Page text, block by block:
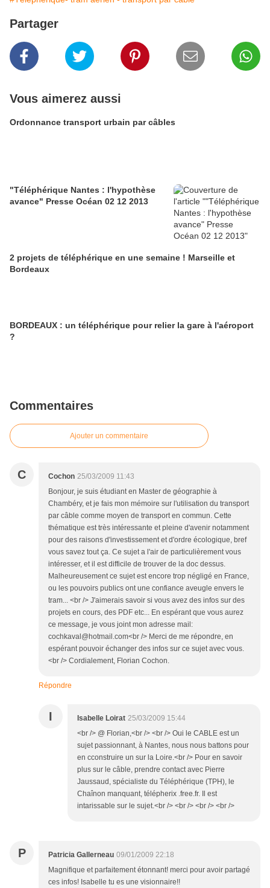
Partager
Vous aimerez aussi
Ordonnance transport urbain par câbles
"Téléphérique Nantes : l'hypothèse
avance" Presse Océan 02 12 2013
2 projets de téléphérique en une semaine ! Marseille et
Bordeaux
BORDEAUX : un téléphérique pour relier la gare à l'aéroport
?
Commentaires
Ajouter un commentaire
C Cochon 25/03/2009 11:43
Bonjour, je suis étudiant en Master de géographie à
Chambéry, et je fais mon mémoire sur l'utilisation du transport
par câble comme moyen de transport en commun. Cette
thématique est très intéressante et pleine d'avenir notamment
pour des raisons d'investissement et d'ordre écologique, bref
vous savez tout ça. Ce sujet a l'air de particulièrement vous
intéresser, et il est difficile de trouver de la doc dessus.
Malheureusement ce sujet est encore trop négligé en France,
ou les pouvoirs publics ont une confiance aveugle envers le
tram... <br /> J'aimerais savoir si vous avez des infos sur des
projets en cours, des PDF etc... En espérant que vous aurez
ce message, je vous joint mon adresse mail:
cochkaval@hotmail.com<br /> Merci de me répondre, en
espérant pouvoir échanger des infos sur ce sujet avec vous.
<br /> Cordialement, Florian Cochon.
Répondre
I Isabelle Loirat 25/03/2009 15:44
<br /> @ Florian,<br /> <br /> Oui le CABLE est un
sujet passionnant, à Nantes, nous nous battons pour
en cconstruire un sur la Loire.<br /> Pour en savoir
plus sur le câble, prendre contact avec Pierre
Jaussaud, spécialiste du Téléphérique (TPH), le
Chaînon manquant, télépherix .free.fr. Il est
intarissable sur le sujet.<br /> <br /> <br /> <br />
P Patricia Gallerneau 09/01/2009 22:18
Magnifique et parfaitement étonnant! merci pour avoir partagé
ces infos! Isabelle tu es une visionnaire!!